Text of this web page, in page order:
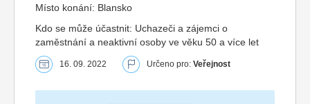
Místo konání: Blansko
Kdo se může účastnit: Uchazeči a zájemci o
zaměstnání a neaktivní osoby ve věku 50 a více let
16. 09. 2022 Určeno pro: Veřejnost